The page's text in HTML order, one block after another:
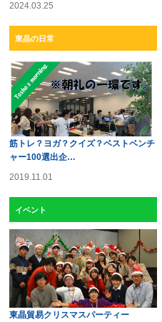
2024.03.25
東晶の日常
筋トレ？ヨガ？クイズ？ベストベンチ
ャー100選出企…
2019.11.01
イベント
東晶貿易クリスマスパーティー